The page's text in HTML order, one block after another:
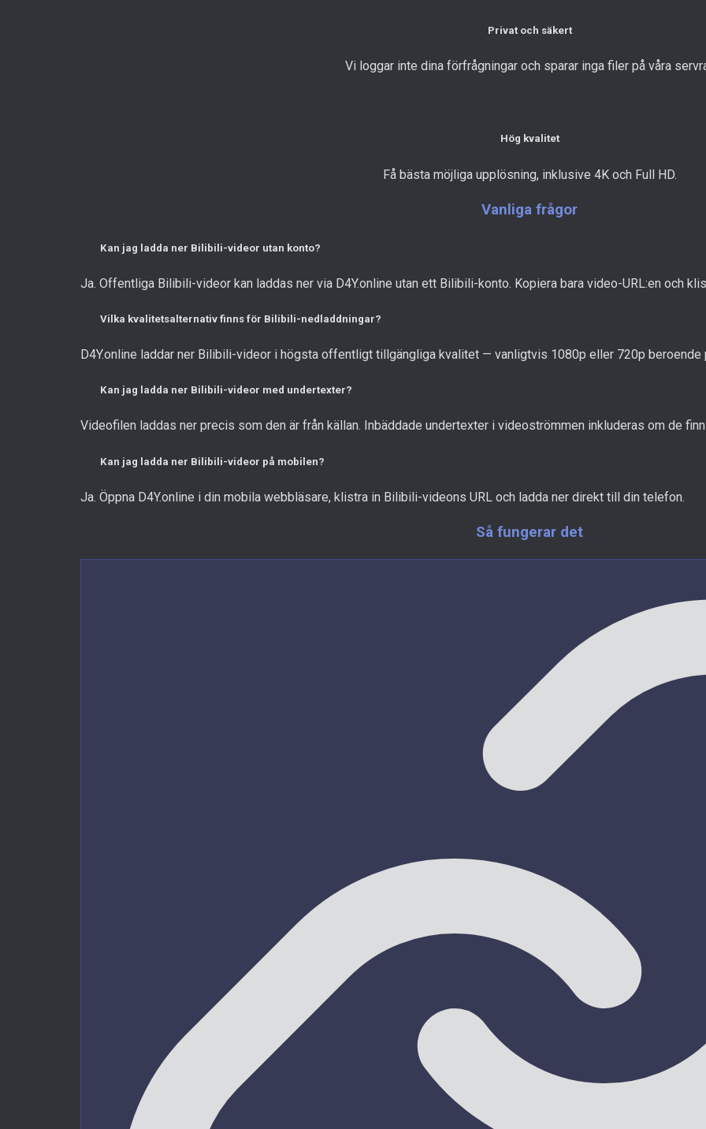
Privat och säkert
Vi loggar inte dina förfrågningar och sparar inga filer på våra
Hög kvalitet
Få bästa möjliga upplösning, inklusive 4K och Full HD.
Vanliga frågor
Kan jag ladda ner Bilibili-videor utan konto?
Ja. Offentliga Bilibili-videor kan laddas ner via D4Y.online utan ett Bilibili-konto. Kopiera bara video-URL:en och
Vilka kvalitetsalternativ finns för Bilibili-nedladdningar?
D4Y.online laddar ner Bilibili-videor i högsta offentligt tillgängliga kvalitet — vanligtvis 1080p eller 720p beroende
Kan jag ladda ner Bilibili-videor med undertexter?
Videofilen laddas ner precis som den är från källan. Inbäddade undertexter i videoströmmen inkluderas om de
Kan jag ladda ner Bilibili-videor på mobilen?
Ja. Öppna D4Y.online i din mobila webbläsare, klistra in Bilibili-videons URL och ladda ner direkt till din telefon.
Så fungerar det